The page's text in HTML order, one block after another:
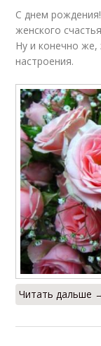
С днем
женского
Ну и конечно же,
настроения.
Читать дальше